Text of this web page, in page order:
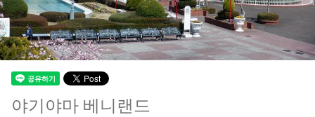
야기야마 베니랜드